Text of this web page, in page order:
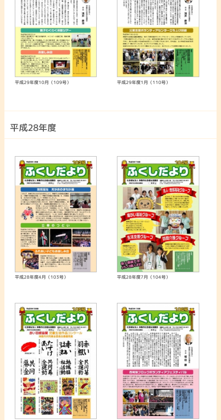
平成29年度10月（109号） 平成29年度1月（110号）
平成28年度
平成28年度4月（103号） 平成28年度7月（104号）